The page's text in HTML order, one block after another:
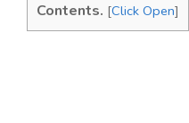
Contents. [Click Open]